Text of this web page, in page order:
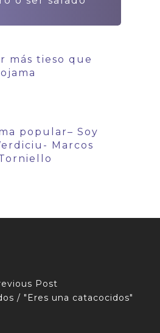
más tieso que
popular– Soy
Marcos
Post
/ "Eres una catacocidos"